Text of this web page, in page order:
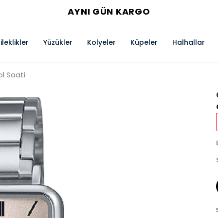
AYNI GÜN KARGO
Yüzükler Kolyeler Küpeler Halhallar
Saati